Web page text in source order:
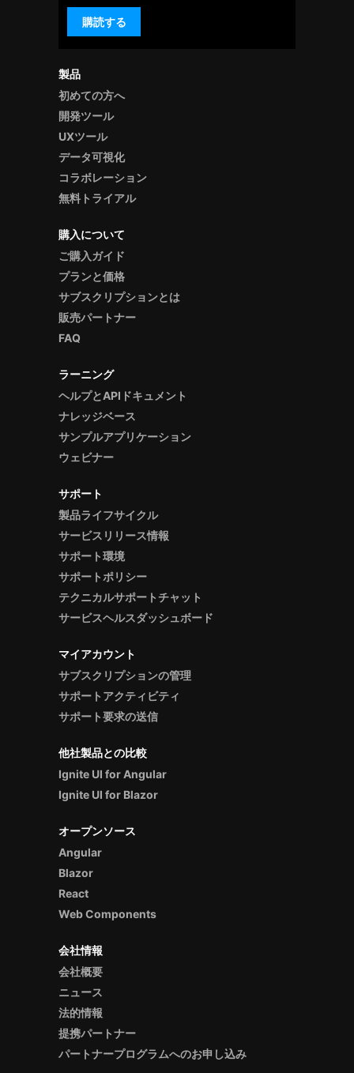
製品
初めての方へ
開発ツール
UXツール
データ可視化
コラボレーション
無料トライアル
購入について
ご購入ガイド
プランと価格
サブスクリプションとは
販売パートナー
FAQ
ラーニング
ヘルプとAPIドキュメント
ナレッジベース
サンプルアプリケーション
ウェビナー
サポート
製品ライフサイクル
サービスリリース情報
サポート環境
サポートポリシー
テクニカルサポートチャット
サービスヘルスダッシュボード
マイアカウント
サブスクリプションの管理
サポートアクティビティ
サポート要求の送信
他社製品との比較
Ignite UI for Angular
Ignite UI for Blazor
オープンソース
Angular
Blazor
React
Web Components
会社情報
会社概要
ニュース
法的情報
提携パートナー
パートナープログラムへのお申し込み
購読する